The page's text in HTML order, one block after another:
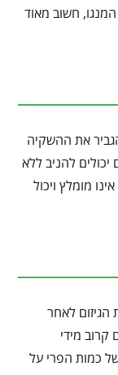
חשוב מאוד
את ההשקיה
להניב ללא
מומלץ ויכול
הגיזום לאחר
קרוב מידי
כמות הפרי על